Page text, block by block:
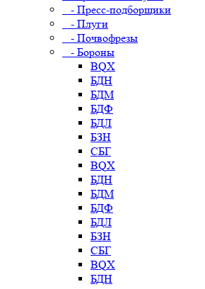
- Пресс-подборщики
- Плуги
- Почвофрезы
- Бороны
BQX
БДН
БДМ
БДФ
БДЛ
БЗН
СБГ
BQX
БДН
БДМ
БДФ
БДЛ
БЗН
СБГ
BQX
БДН